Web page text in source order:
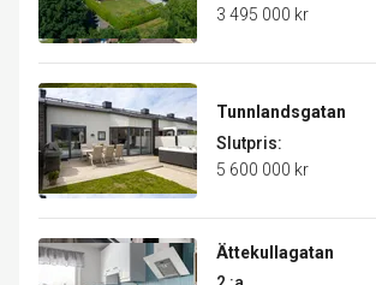
3 495 000 kr
Tunnlandsgatan
Slutpris:
5 600 000 kr
Ättekullagatan